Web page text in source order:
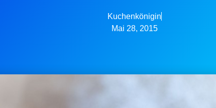
Kuchenkönigin
Mai 28, 2015